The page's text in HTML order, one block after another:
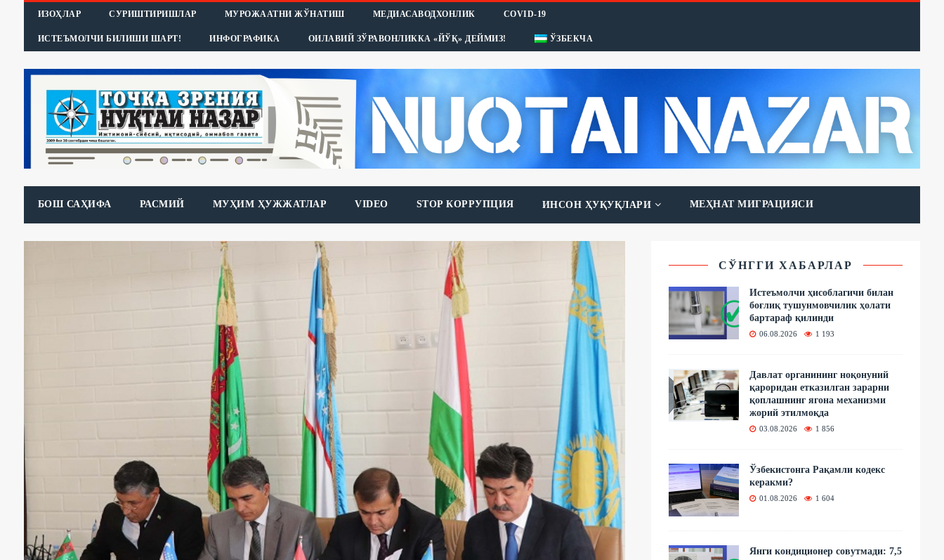
ИЗОҲЛАР СУРИШТИРИШЛАР МУРОЖААТНИ ЖЎНАТИШ МЕДИАСАВОДХОНЛИК COVID-19
ИСТЕЪМОЛЧИ БИЛИШИ ШАРТ! ИНФОГРАФИКА ОИЛАВИЙ ЗЎРАВОНЛИККА «ЙЎҚ» ДЕЙМИЗ! ЎЗБЕКЧА
БОШ САҲИФА РАСМИЙ МУҲИМ ҲУЖЖАТЛАР VIDEO STOP КОРРУПЦИЯ ИНСОН ҲУҚУҚЛАРИ МЕҲНАТ МИГРАЦИЯСИ
СЎНГГИ ХАБАРЛАР
Истеъмолчи ҳисоблагичи билан
боғлиқ тушунмовчилик ҳолати
бартараф қилинди
06.08.2026 1 193
Давлат органининг ноқонуний
қароридан етказилган зарарни
қоплашнинг ягона механизми
жорий этилмоқда
03.08.2026 1 856
Ўзбекистонга Рақамли кодекс
керакми?
01.08.2026 1 604
Янги кондиционер совутмади: 7,5